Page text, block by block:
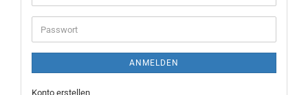
Mail-
Adresse
Passwort
ANMELDEN
Konto erstellen